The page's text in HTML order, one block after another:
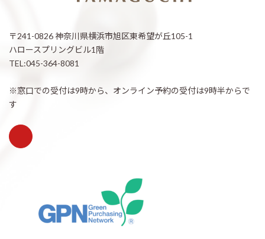
〒241-0826 神奈川県横浜市旭区東希望が丘105-1
ハロースプリングビル1階
TEL:045-364-8081
※窓口での受付は9時から、オンライン予約の受付は9時半からで
す